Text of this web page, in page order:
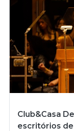
Club&Casa
escritórios